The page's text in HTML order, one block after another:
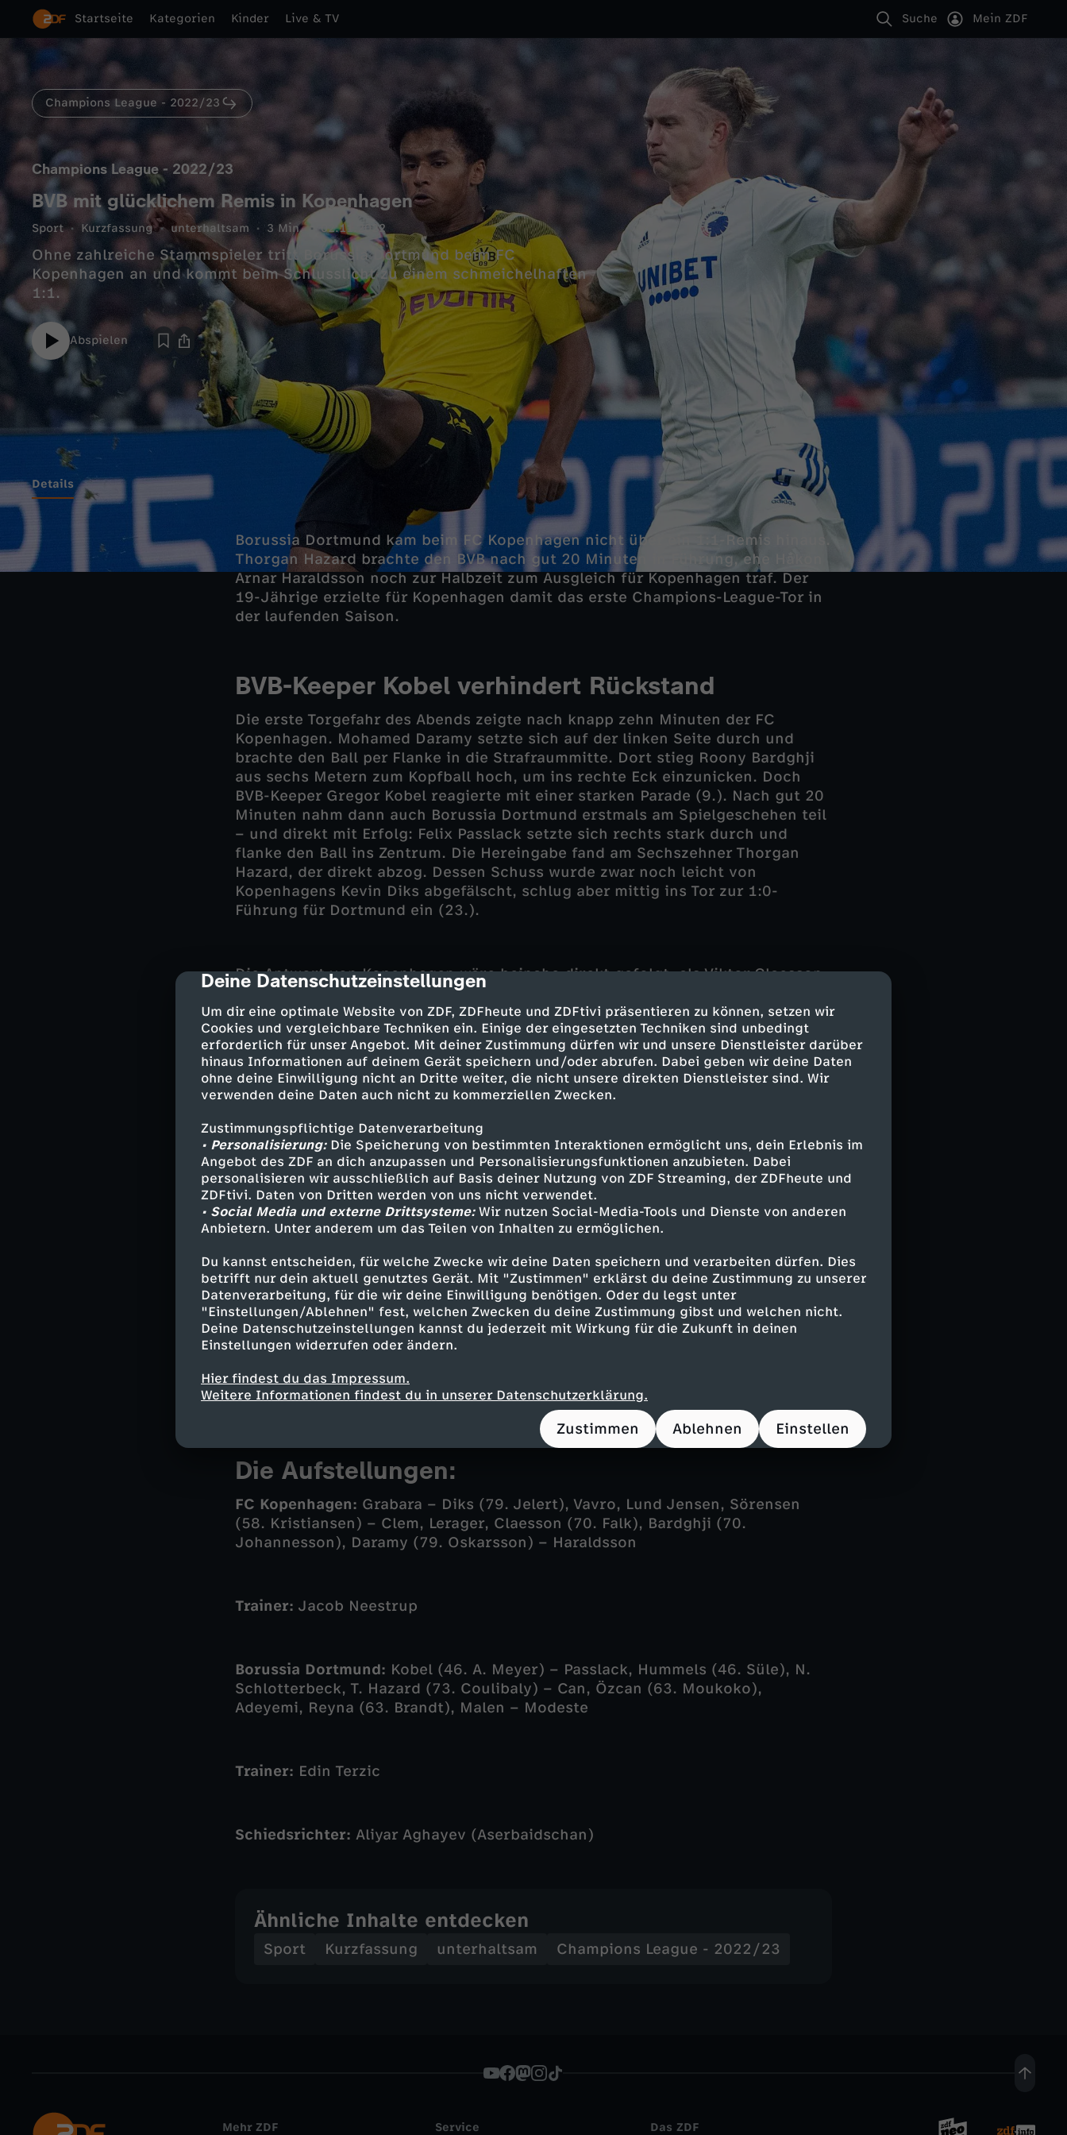
cmp-dialog-description
Deine Datenschutzeinstellungen
Um dir eine optimale Website von ZDF, ZDFheute und ZDFtivi präsentieren zu können, setzen wir
Cookies und vergleichbare Techniken ein. Einige der eingesetzten Techniken sind unbedingt
erforderlich für unser Angebot. Mit deiner Zustimmung dürfen wir und unsere Dienstleister darüber
hinaus Informationen auf deinem Gerät speichern und/oder abrufen. Dabei geben wir deine Daten
ohne deine Einwilligung nicht an Dritte weiter, die nicht unsere direkten Dienstleister sind. Wir
verwenden deine Daten auch nicht zu kommerziellen Zwecken.
Zustimmungspflichtige Datenverarbeitung
• Personalisierung:Die Speicherung von bestimmten Interaktionen ermöglicht uns, dein Erlebnis im
Angebot des ZDF an dich anzupassen und Personalisierungsfunktionen anzubieten. Dabei
personalisieren wir ausschließlich auf Basis deiner Nutzung von ZDF Streaming, der ZDFheute und
ZDFtivi. Daten von Dritten werden von uns nicht verwendet.
• Social Media und externe Drittsysteme:Wir nutzen Social-Media-Tools und Dienste von anderen
Anbietern. Unter anderem um das Teilen von Inhalten zu ermöglichen.
Du kannst entscheiden, für welche Zwecke wir deine Daten speichern und verarbeiten dürfen. Dies
betrifft nur dein aktuell genutztes Gerät. Mit "Zustimmen" erklärst du deine Zustimmung zu unserer
Datenverarbeitung, für die wir deine Einwilligung benötigen. Oder du legst unter
"Einstellungen/Ablehnen" fest, welchen Zwecken du deine Zustimmung gibst und welchen nicht.
Deine Datenschutzeinstellungen kannst du jederzeit mit Wirkung für die Zukunft in deinen
Einstellungen widerrufen oder ändern.
Hier findest du das Impressum.
Weitere Informationen findest du in unserer Datenschutzerklärung.
Zustimmen Ablehnen Einstellen
Startseite Kategorien Kinder Live & TV Suche Mein ZDF
Champions League - 2022/23
Champions League - 2022/23
BVB mit glücklichem Remis in Kopenhagen
Sport Kurzfassung unterhaltsam 3 Min. 02.11.2022
Ohne zahlreiche Stammspieler tritt Borussia Dortmund beim FC
Kopenhagen an und kommt beim Schlusslicht zu einem schmeichelhaften
1:1.
Abspielen
Details
Borussia Dortmund kam beim FC Kopenhagen nicht über ein 1:1-Remis hinaus.
Thorgan Hazard brachte den BVB nach gut 20 Minuten in Führung, ehe Hákon
Arnar Haraldsson noch zur Halbzeit zum Ausgleich für Kopenhagen traf. Der
19-Jährige erzielte für Kopenhagen damit das erste Champions-League-Tor in
der laufenden Saison.
BVB-Keeper Kobel verhindert Rückstand
Die erste Torgefahr des Abends zeigte nach knapp zehn Minuten der FC
Kopenhagen. Mohamed Daramy setzte sich auf der linken Seite durch und
brachte den Ball per Flanke in die Strafraummitte. Dort stieg Roony Bardghji
aus sechs Metern zum Kopfball hoch, um ins rechte Eck einzunicken. Doch
BVB-Keeper Gregor Kobel reagierte mit einer starken Parade (9.). Nach gut 20
Minuten nahm dann auch Borussia Dortmund erstmals am Spielgeschehen teil
– und direkt mit Erfolg: Felix Passlack setzte sich rechts stark durch und
flanke den Ball ins Zentrum. Die Hereingabe fand am Sechszehner Thorgan
Hazard, der direkt abzog. Dessen Schuss wurde zwar noch leicht von
Kopenhagens Kevin Diks abgefälscht, schlug aber mittig ins Tor zur 1:0-
Führung für Dortmund ein (23.).
Die Antwort von Kopenhagen wäre beinahe direkt gefolgt, als Viktor Claesson
aus fünf Metern zum Abschluss kam, doch wieder war es Dortmunds
Schlussmann Kobel, der mit einer weiteren Parade dagegenhielt (29.).
Abgesehen von einem effizienten Angriff tauchte Dortmund wieder ab. Nach
einem schwachen Pass von Giovanni Reyna hatte Claesson dann auf einmal
viel Platz, um den Ball auf Hákon Arnar Haraldsson zu legen, der aus sieben
Metern rechts zum 1:1-Halbzeitstand einnetzte (41.).
Moukoko im Pech bei Pfostenschuss
Nach dem Seitenwechsel hatte erst Karim Adeyemi selbst die Möglichkeit,
Dortmund wieder in Führung zu bringen, doch der Distanzschuss von
halbrechts flog knapp links am Tor vorbei (51.). Donyell Malen nutzte nach
deutlich daneben (53.). Edin Terzic versuchte mit frischen Kräften nochmals
etwas offensiven Schwung in die Partie bringen zu können. Nach Hereingabe
von Julian Brandt traf Youssoufa Moukoko aus der Ferne aber nur den rechten
Pfosten (64.). Das 1:1-Remis vor 31.900 Zuschauer*innen änderte für das
sportliche Abschneiden beider Teams nichts. Dortmund war bereits vor Anpfiff
konnte auch nicht mehr den dritten Platz und damit die Europa League
erreichen.
Die Aufstellungen:
FC Kopenhagen: Grabara – Diks (79. Jelert), Vavro, Lund Jensen, Sörensen
(58. Kristiansen) – Clem, Lerager, Claesson (70. Falk), Bardghji (70.
Johannesson), Daramy (79. Oskarsson) – Haraldsson
Trainer: Jacob Neestrup
Borussia Dortmund: Kobel (46. A. Meyer) – Passlack, Hummels (46. Süle), N.
Schlotterbeck, T. Hazard (73. Coulibaly) – Can, Özcan (63. Moukoko),
Adeyemi, Reyna (63. Brandt), Malen – Modeste
Trainer: Edin Terzic
Schiedsrichter: Aliyar Aghayev (Aserbaidschan)
Ähnliche Inhalte entdecken
Sport Kurzfassung unterhaltsam Champions League - 2022/23
Mehr ZDF Service Das ZDF